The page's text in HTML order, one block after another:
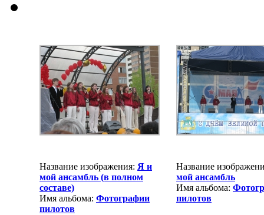
Название изображения: Я и
мой ансамбль (в полном
составе)
Имя альбома: Фотографии
пилотов
Название
мой ансамбль
Имя альбома:
пилотов